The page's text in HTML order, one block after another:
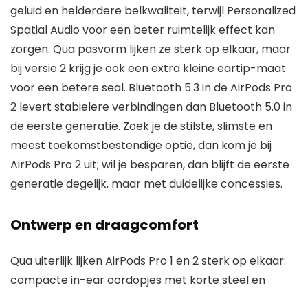
geluid en helderdere belkwaliteit, terwijl Personalized
Spatial Audio voor een beter ruimtelijk effect kan
zorgen. Qua pasvorm lijken ze sterk op elkaar, maar
bij versie 2 krijg je ook een extra kleine eartip-maat
voor een betere seal. Bluetooth 5.3 in de AirPods Pro
2 levert stabielere verbindingen dan Bluetooth 5.0 in
de eerste generatie. Zoek je de stilste, slimste en
meest toekomstbestendige optie, dan kom je bij
AirPods Pro 2 uit; wil je besparen, dan blijft de eerste
generatie degelijk, maar met duidelijke concessies.
Ontwerp en draagcomfort
Qua uiterlijk lijken AirPods Pro 1 en 2 sterk op elkaar:
compacte in-ear oordopjes met korte steel en